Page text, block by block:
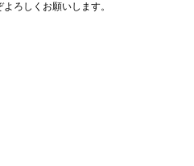
ろしくお願いします。